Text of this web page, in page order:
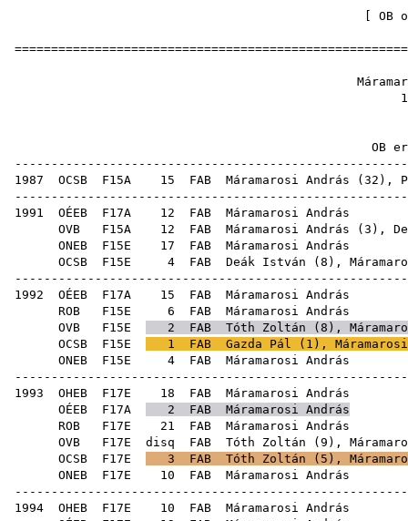
OB
OB
1987 OCSB F15A 15 FAB Máramarosi András ( 32 ),
1991 OÉEB F17A 12 FAB
OVB F15A 12 FAB Máramarosi András ( 3 ),
ONEB F15E 17 FAB
OCSB F15E 4 FAB Deák István ( 8 ),
1992 OÉEB F17A 15 FAB
ROB F15E 6 FAB
OVB F15E 2 FAB Tóth Zoltán ( 8 ),
OCSB F15E 1 FAB Gazda Pál ( 1 ),
ONEB F15E 4 FAB
1993 OHEB F17E 18 FAB
OÉEB F17A 2 FAB Máramarosi András
ROB F17E 21 FAB
OVB F17E disq FAB Tóth Zoltán ( 9 ),
OCSB F17E 3 FAB Tóth Zoltán ( 5 ),
ONEB F17E 10 FAB
1994 OHEB F17E 10 FAB